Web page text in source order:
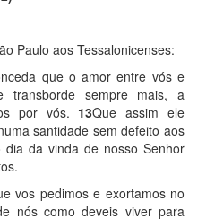
Paulo aos Tessalonicenses:
que o amor entre vós e
transborde sempre mais, a
por vós. 13Que assim ele
santidade sem defeito aos
da vinda de nosso Senhor
vos pedimos e exortamos no
nós como deveis viver para